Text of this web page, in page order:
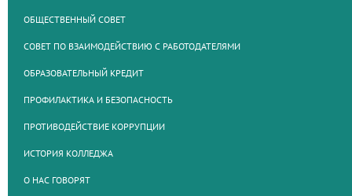
ОБЩЕСТВЕННЫЙ СОВЕТ
СОВЕТ ПО ВЗАИМОДЕЙСТВИЮ С РАБОТОДАТЕЛЯМИ
ОБРАЗОВАТЕЛЬНЫЙ КРЕДИТ
ПРОФИЛАКТИКА И БЕЗОПАСНОСТЬ
ПРОТИВОДЕЙСТВИЕ КОРРУПЦИИ
ИСТОРИЯ КОЛЛЕДЖА
О НАС ГОВОРЯТ